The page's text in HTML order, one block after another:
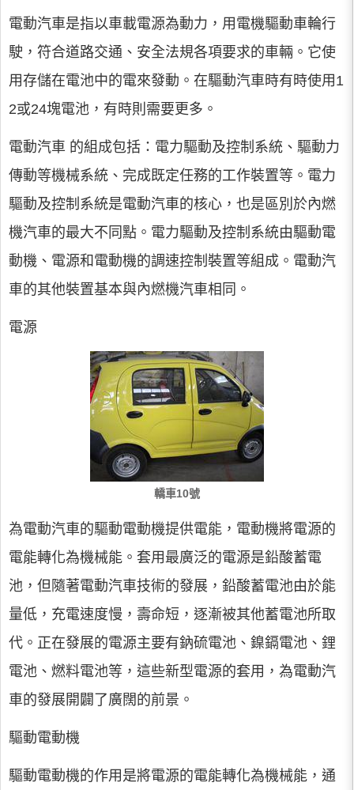
電動汽車是指以車載電源為動力，用電機驅動車輪行
駛，符合道路交通、安全法規各項要求的車輛。它使
用存儲在電池中的電來發動。在驅動汽車時有時使用1
2或24塊電池，有時則需要更多。
電動汽車 的組成包括：電力驅動及控制系統、驅動力
傳動等機械系統、完成既定任務的工作裝置等。電力
驅動及控制系統是電動汽車的核心，也是區別於內燃
機汽車的最大不同點。電力驅動及控制系統由驅動電
動機、電源和電動機的調速控制裝置等組成。電動汽
車的其他裝置基本與內燃機汽車相同。
電源
轎車10號
為電動汽車的驅動電動機提供電能，電動機將電源的
電能轉化為機械能。套用最廣泛的電源是鉛酸蓄電
池，但隨著電動汽車技術的發展，鉛酸蓄電池由於能
量低，充電速度慢，壽命短，逐漸被其他蓄電池所取
代。正在發展的電源主要有鈉硫電池、鎳鎘電池、鋰
電池、燃料電池等，這些新型電源的套用，為電動汽
車的發展開闢了廣闊的前景。
驅動電動機
驅動電動機的作用是將電源的電能轉化為機械能，通